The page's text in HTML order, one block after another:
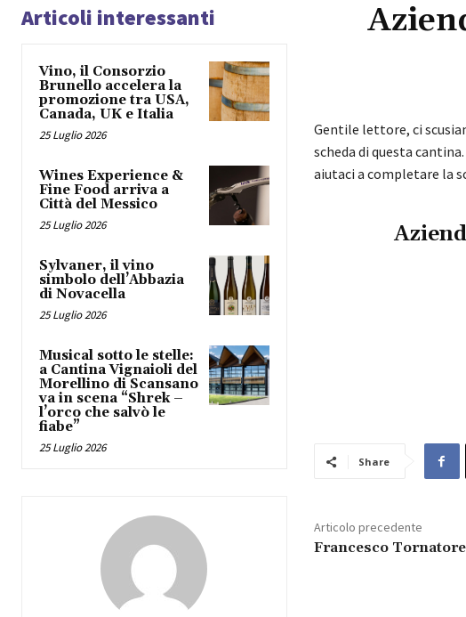
Articoli interessanti
Vino, il Consorzio
Brunello accelera la
promozione tra USA,
Canada, UK e Italia
25 Luglio 2026
Wines Experience &
Fine Food arriva a
Città del Messico
25 Luglio 2026
Sylvaner, il vino
simbolo dell’Abbazia
di Novacella
25 Luglio 2026
Musical sotto le stelle:
a Cantina Vignaioli del
Morellino di Scansano
va in scena “Shrek –
l’orco che salvò le
fiabe”
25 Luglio 2026
Gentile lettore, ci
scheda di questa
aiutaci a completare la
Share
Articolo precedente
Francesco Tornatore